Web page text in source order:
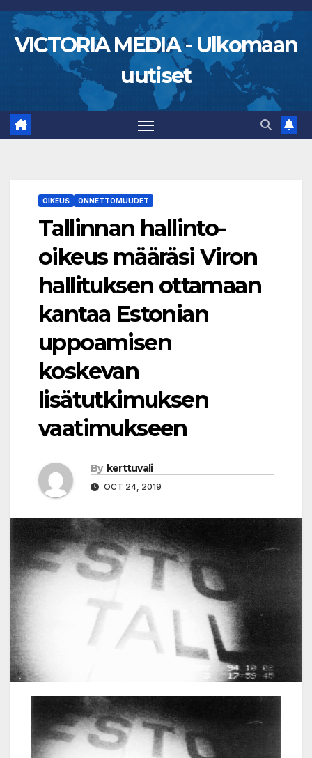
Skip
content
VICTORIA MEDIA - Ulkomaan
uutiset
OIKEUS ONNETTOMUUDET
Tallinnan hallinto-
oikeus määräsi Viron
hallituksen ottamaan
kantaa Estonian
uppoamisen
koskevan
lisätutkimuksen
vaatimukseen
By kerttuvali
OCT 24, 2019